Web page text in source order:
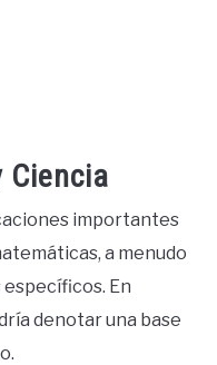
Ciencia
importantes
a menudo
En
denotar una base